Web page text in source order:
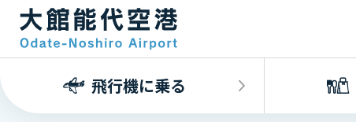
飛行機に乗る